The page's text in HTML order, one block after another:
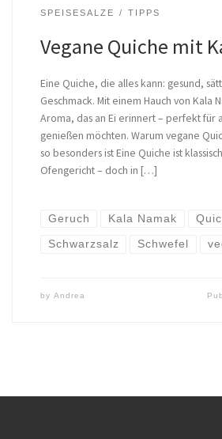
SPEISESALZE
TIPPS
Vegane Quiche mit
Eine Quiche, die alles kann: gesund,
Geschmack. Mit einem Hauch von Kala
Aroma, das an Ei erinnert – perfekt für
genießen möchten. Warum vegane
so besonders ist Eine Quiche ist
Ofengericht – doch in […]
Geruch Kala Namak
Schwarzsalz Schwefel
by Andrea